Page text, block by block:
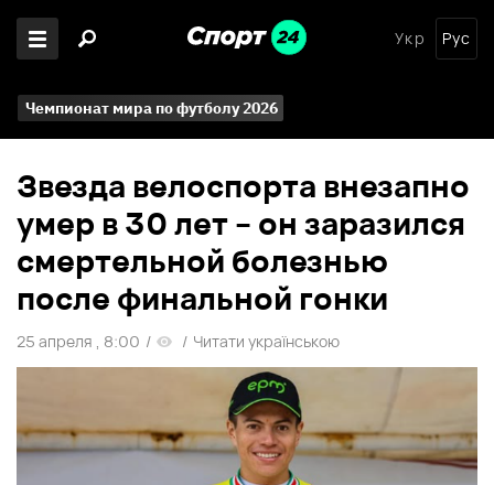
Укр Рус
Чемпионат мира по футболу 2026
Звезда велоспорта внезапно
умер в 30 лет – он заразился
смертельной болезнью
после финальной гонки
25 апреля , 8:00 / / Читати українською